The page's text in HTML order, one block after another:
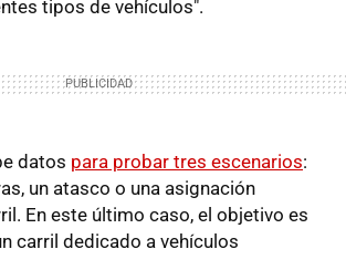
tipos de vehículos".
datos para probar tres escenarios:
un atasco o una asignación
En este último caso, el objetivo es
carril dedicado a vehículos